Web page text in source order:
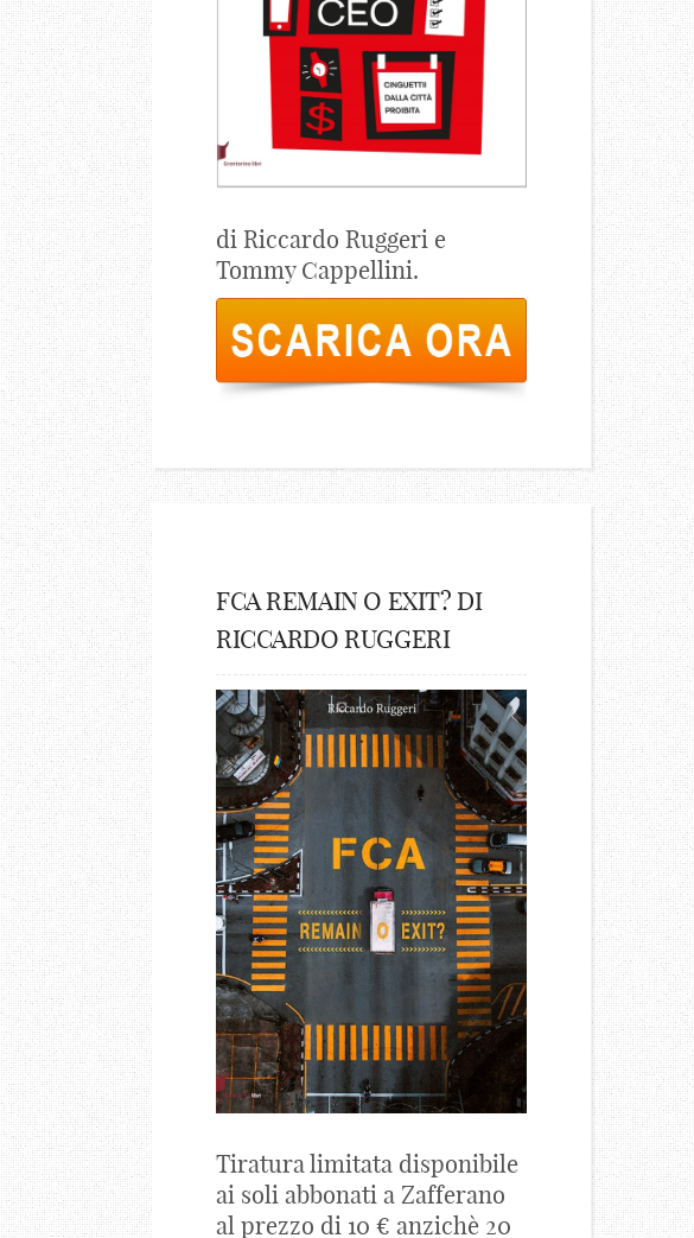
di Riccardo Ruggeri e
Tommy Cappellini.
FCA REMAIN O EXIT? DI
RICCARDO RUGGERI
Tiratura limitata disponibile
ai soli abbonati a Zafferano
al prezzo di 10 € anzichè 20